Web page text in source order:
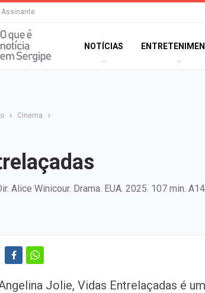
Assinante
NOTÍCIAS
Cinema
Alice Winicour. Drama. EUA. 2025. 107 min. A14
Jolie, Vidas Entrelaçadas é um